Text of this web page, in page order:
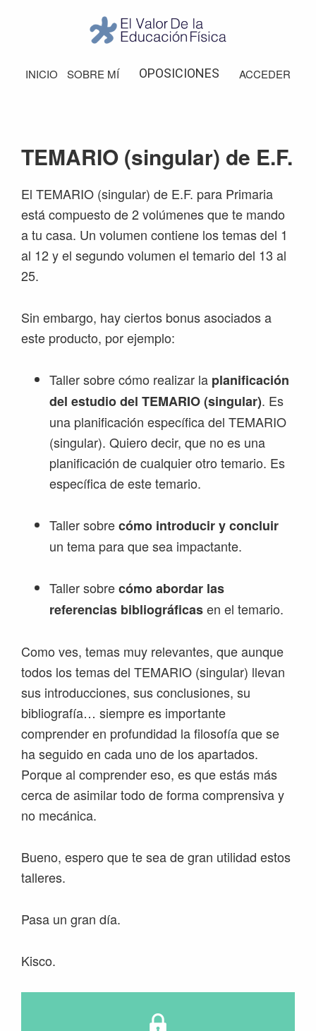
navegación
principal
barra
Valor
de
INICIO SOBRE MÍ OPOSICIONES ACCEDER
TEMARIO (singular) de E.F.
El TEMARIO (singular) de E.F. para Primaria
está compuesto de 2 volúmenes que te mando
a tu casa. Un volumen contiene los temas del 1
al 12 y el segundo volumen el temario del 13 al
25.
Sin embargo, hay ciertos bonus asociados a
este producto, por ejemplo:
Taller sobre cómo realizar la planificación
del estudio del TEMARIO (singular). Es
una planificación específica del TEMARIO
(singular). Quiero decir, que no es una
planificación de cualquier otro temario. Es
específica de este temario.
Taller sobrecómo introducir y concluir
un tema para que sea impactante.
Taller sobrecómo abordar las
referencias bibliográficasen el temario.
Como ves, temas muy relevantes, que aunque
todos los temas del TEMARIO (singular) llevan
sus introducciones, sus conclusiones, su
bibliografía… siempre es importante
comprender en profundidad la filosofía que se
ha seguido en cada uno de los apartados.
Porque al comprender eso, es que estás más
cerca de asimilar todo de forma comprensiva y
no mecánica.
Bueno, espero que te sea de gran utilidad estos
talleres.
Pasa un gran día.
Kisco.